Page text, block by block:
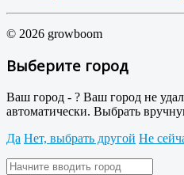
© 2026 growboom
Выберите город
Ваш город - ? Ваш город не
автоматически. Выбрать
Да Нет, выбрать другой Не